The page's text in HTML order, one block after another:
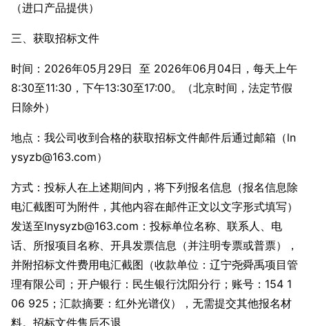
（进口产品提供）
三、获取招标文件
时间：2026年05月29日 至 2026年06月04日，每天上午
8:30至11:30，下午13:30至17:00。（北京时间，法定节假
日除外）
地点：我公司收到合格的获取招标文件邮件后通过邮箱（ln
ysyzb@163.com）
方式：投标人在上述期间内，将下列报名信息（报名信息除
电汇截图可为附件，其他内容在邮件正文以文字形式填写）
发送至lnysyzb@163.com：投标单位名称、联系人、电
话、所报项目名称、开具发票信息（并注明专票或普票），
并附招标文件费用电汇截图（收款单位：辽宁尧舜禹项目管
理有限公司；开户银行：民生银行沈阳分行；账号：154 1
06 925；汇款摘要：红外光谱仪），无需提交其他报名材
料。招标文件售后不退